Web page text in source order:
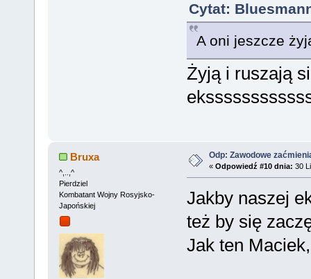
Cytat:
A oni jeszcze
Żyją i ruszają
Bruxa
^,..,^
Pierdziel
Kombatant Wojny Rosyjsko-
Japońskiej
Odp: Zawodowe
« Odpowiedź #10 dnia: 30
Jakby naszej
też by się
Jak ten